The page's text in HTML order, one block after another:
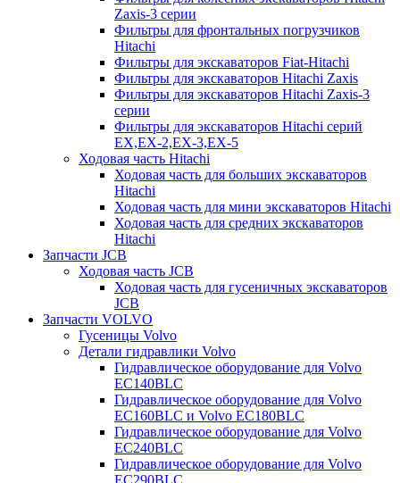
Zaxis-3 серии
Фильтры для фронтальных погрузчиков
Hitachi
Фильтры для экскаваторов Fiat-Hitachi
Фильтры для экскаваторов Hitachi Zaxis
Фильтры для экскаваторов Hitachi Zaxis-3
серии
Фильтры для экскаваторов Hitachi серий
EX,EX-2,EX-3,EX-5
Ходовая часть Hitachi
Ходовая часть для больших экскаваторов
Hitachi
Ходовая часть для мини экскаваторов Hitachi
Ходовая часть для средних экскаваторов
Hitachi
Запчасти JCB
Ходовая часть JCB
Ходовая часть для гусеничных экскаваторов
JCB
Запчасти VOLVO
Гусеницы Volvo
Детали гидравлики Volvo
Гидравлическое оборудование для Volvo
EC140BLC
Гидравлическое оборудование для Volvo
EC160BLC и Volvo EC180BLC
Гидравлическое оборудование для Volvo
EC240BLC
Гидравлическое оборудование для Volvo
EC290BLC